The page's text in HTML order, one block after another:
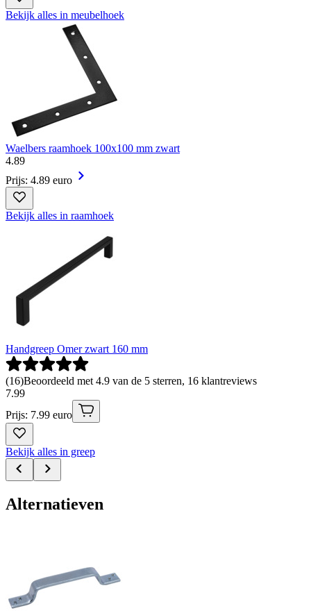
Bekijk alles in meubelhoek
Waelbers raamhoek 100x100 mm zwart
4.89
Prijs: 4.89 euro
Bekijk alles in raamhoek
Handgreep Omer zwart 160 mm
(16)Beoordeeld met 4.9 van de 5 sterren, 16 klantreviews
7.99
Prijs: 7.99 euro
Bekijk alles in greep
Alternatieven